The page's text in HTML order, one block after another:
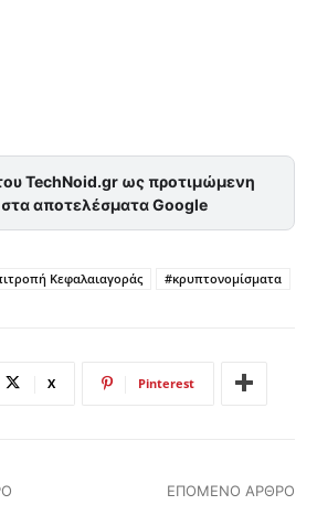
TechNoid.gr ως προτιμώμενη
αποτελέσματα Google
Κεφαλαιαγοράς #κρυπτονομίσματα
X Pinterest
ΕΠΌΜΕΝΟ ΆΡΘΡΟ